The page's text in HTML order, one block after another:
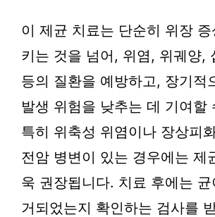
이 제균 치료는 단순히 위장 증
키는 것을 넘어, 위염, 위궤양,
등의 질환을 예방하고, 장기적
발생 위험을 낮추는 데 기여할
특히 위축성 위염이나 장상피
전암 병변이 있는 경우에는 제
욱 권장됩니다. 치료 후에는
거되었는지 확인하는 검사를